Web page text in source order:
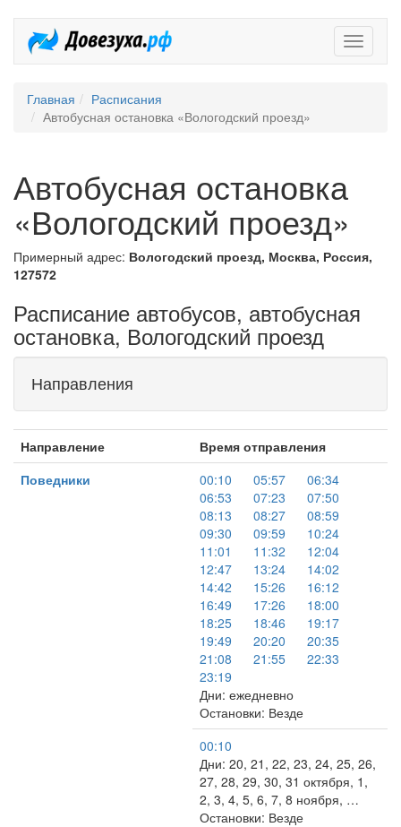
Главная
Расписания
Автобусная остановка «Вологодский проезд»
Автобусная остановка
«Вологодский проезд»
Примерный адрес: Вологодский проезд, Москва, Россия,
127572
Расписание автобусов, автобусная
остановка, Вологодский проезд
Направления
Направление
Время отправления
Поведники
00:10 05:57
06:34
06:53
07:23
07:50
08:13
08:27
08:59
09:30
09:59
10:24
11:01
11:32
12:04
12:47
13:24
14:02
14:42
15:26
16:12
16:49
17:26
18:00
18:25
18:46
19:17
19:49
20:20
20:35
21:08
21:55
22:33
23:19
Дни: ежедневно
Остановки: Везде
00:10
Дни: 20, 21, 22, 23, 24, 25, 26,
27, 28, 29, 30, 31 октября, 1,
2, 3, 4, 5, 6, 7, 8 ноября, …
Остановки: Везде